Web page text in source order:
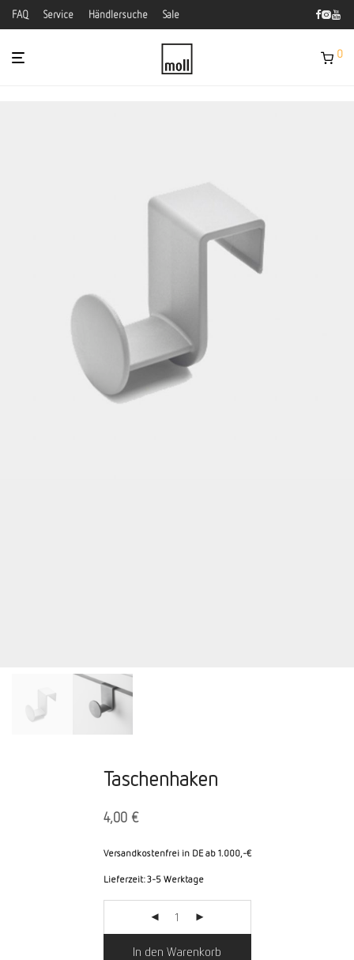
FAQ Service Händlersuche Sale
0
Taschenhaken
4,00 €
Versandkostenfrei in DE ab 1.000,-€
Lieferzeit:3-5 Werktage
In den Warenkorb